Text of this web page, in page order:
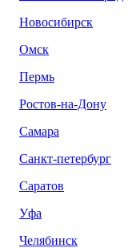
Новосибирск
Омск
Пермь
Ростов-на-Дону
Самара
Санкт-петербург
Саратов
Уфа
Челябинск